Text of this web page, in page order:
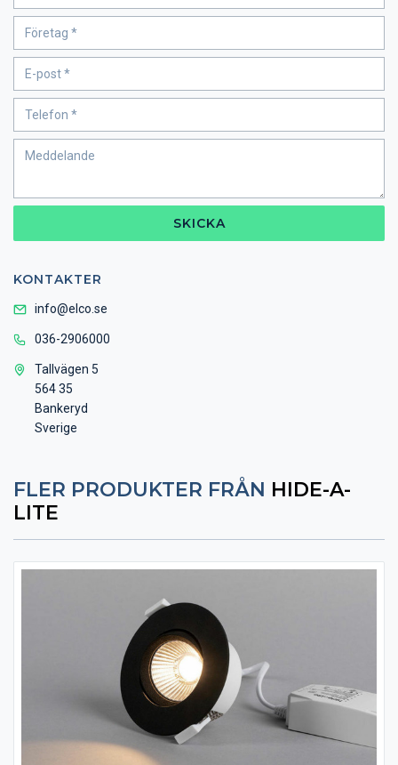
SKICKA
KONTAKTER
info@elco.se
036-2906000
Tallvägen 5
564 35
Bankeryd
Sverige
FLER PRODUKTER FRÅN HIDE-A-
LITE